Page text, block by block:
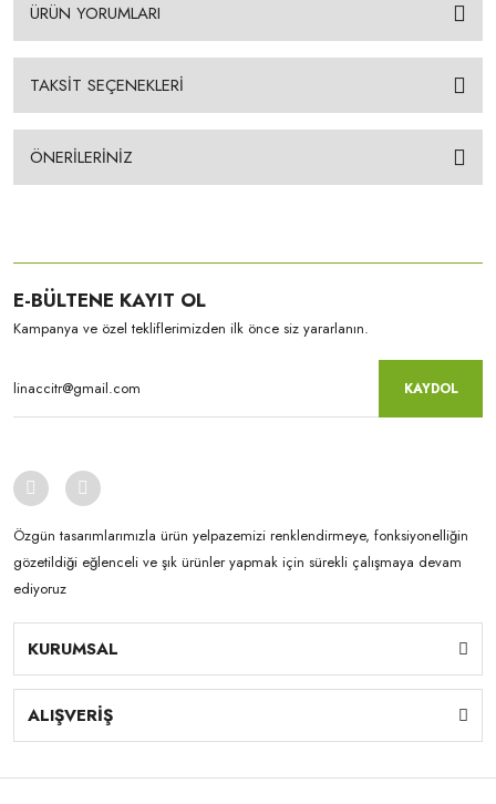
ÜRÜN YORUMLARI
TAKSİT SEÇENEKLERİ
ÖNERİLERİNİZ
E-BÜLTENE KAYIT OL
Kampanya ve özel tekliflerimizden ilk önce siz yararlanın.
KAYDOL
Özgün tasarımlarımızla ürün yelpazemizi renklendirmeye, fonksiyonelliğin
gözetildiği eğlenceli ve şık ürünler yapmak için sürekli çalışmaya devam
ediyoruz
KURUMSAL
ALIŞVERİŞ